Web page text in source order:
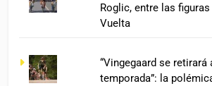
Roglic, entre las
Vuelta
“Vingegaard se retirará
temporada”: la